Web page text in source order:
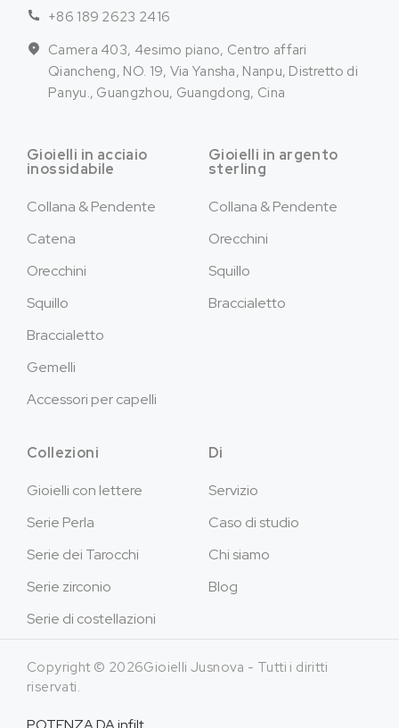
+86 189 2623 2416
Camera 403, 4esimo piano, Centro affari
Qiancheng, NO. 19, Via Yansha, Nanpu, Distretto di
Panyu., Guangzhou, Guangdong, Cina
Gioielli in acciaio
inossidabile
Collana & Pendente
Catena
Orecchini
Squillo
Braccialetto
Gemelli
Accessori per capelli
Gioielli in argento
sterling
Collana & Pendente
Orecchini
Squillo
Braccialetto
Collezioni
Gioielli con lettere
Serie Perla
Serie dei Tarocchi
Serie zirconio
Serie di costellazioni
Di
Servizio
Caso di studio
Chi siamo
Blog
Copyright © 2026Gioielli Jusnova - Tutti i diritti
riservati.